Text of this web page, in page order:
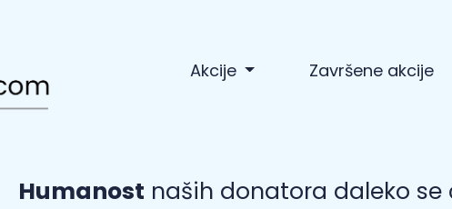
Akcije Završene akcije
Humanost naših donatora daleko se